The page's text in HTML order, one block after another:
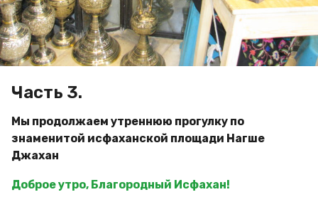
р
Часть 3.
Мы продолжаем утреннюю прогулку по
знаменитой исфаханской площади Нагше
Джахан
Доброе утро, Благородный Исфахан!